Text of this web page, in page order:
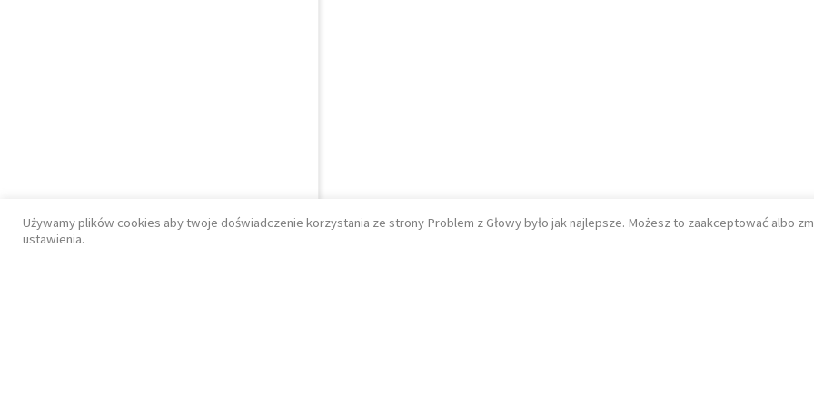
Używamy plików cookies aby twoje doświadczenie korzystania ze strony Problem z Głowy było jak najlepsze. Możesz to zaakceptować albo
ustawienia.